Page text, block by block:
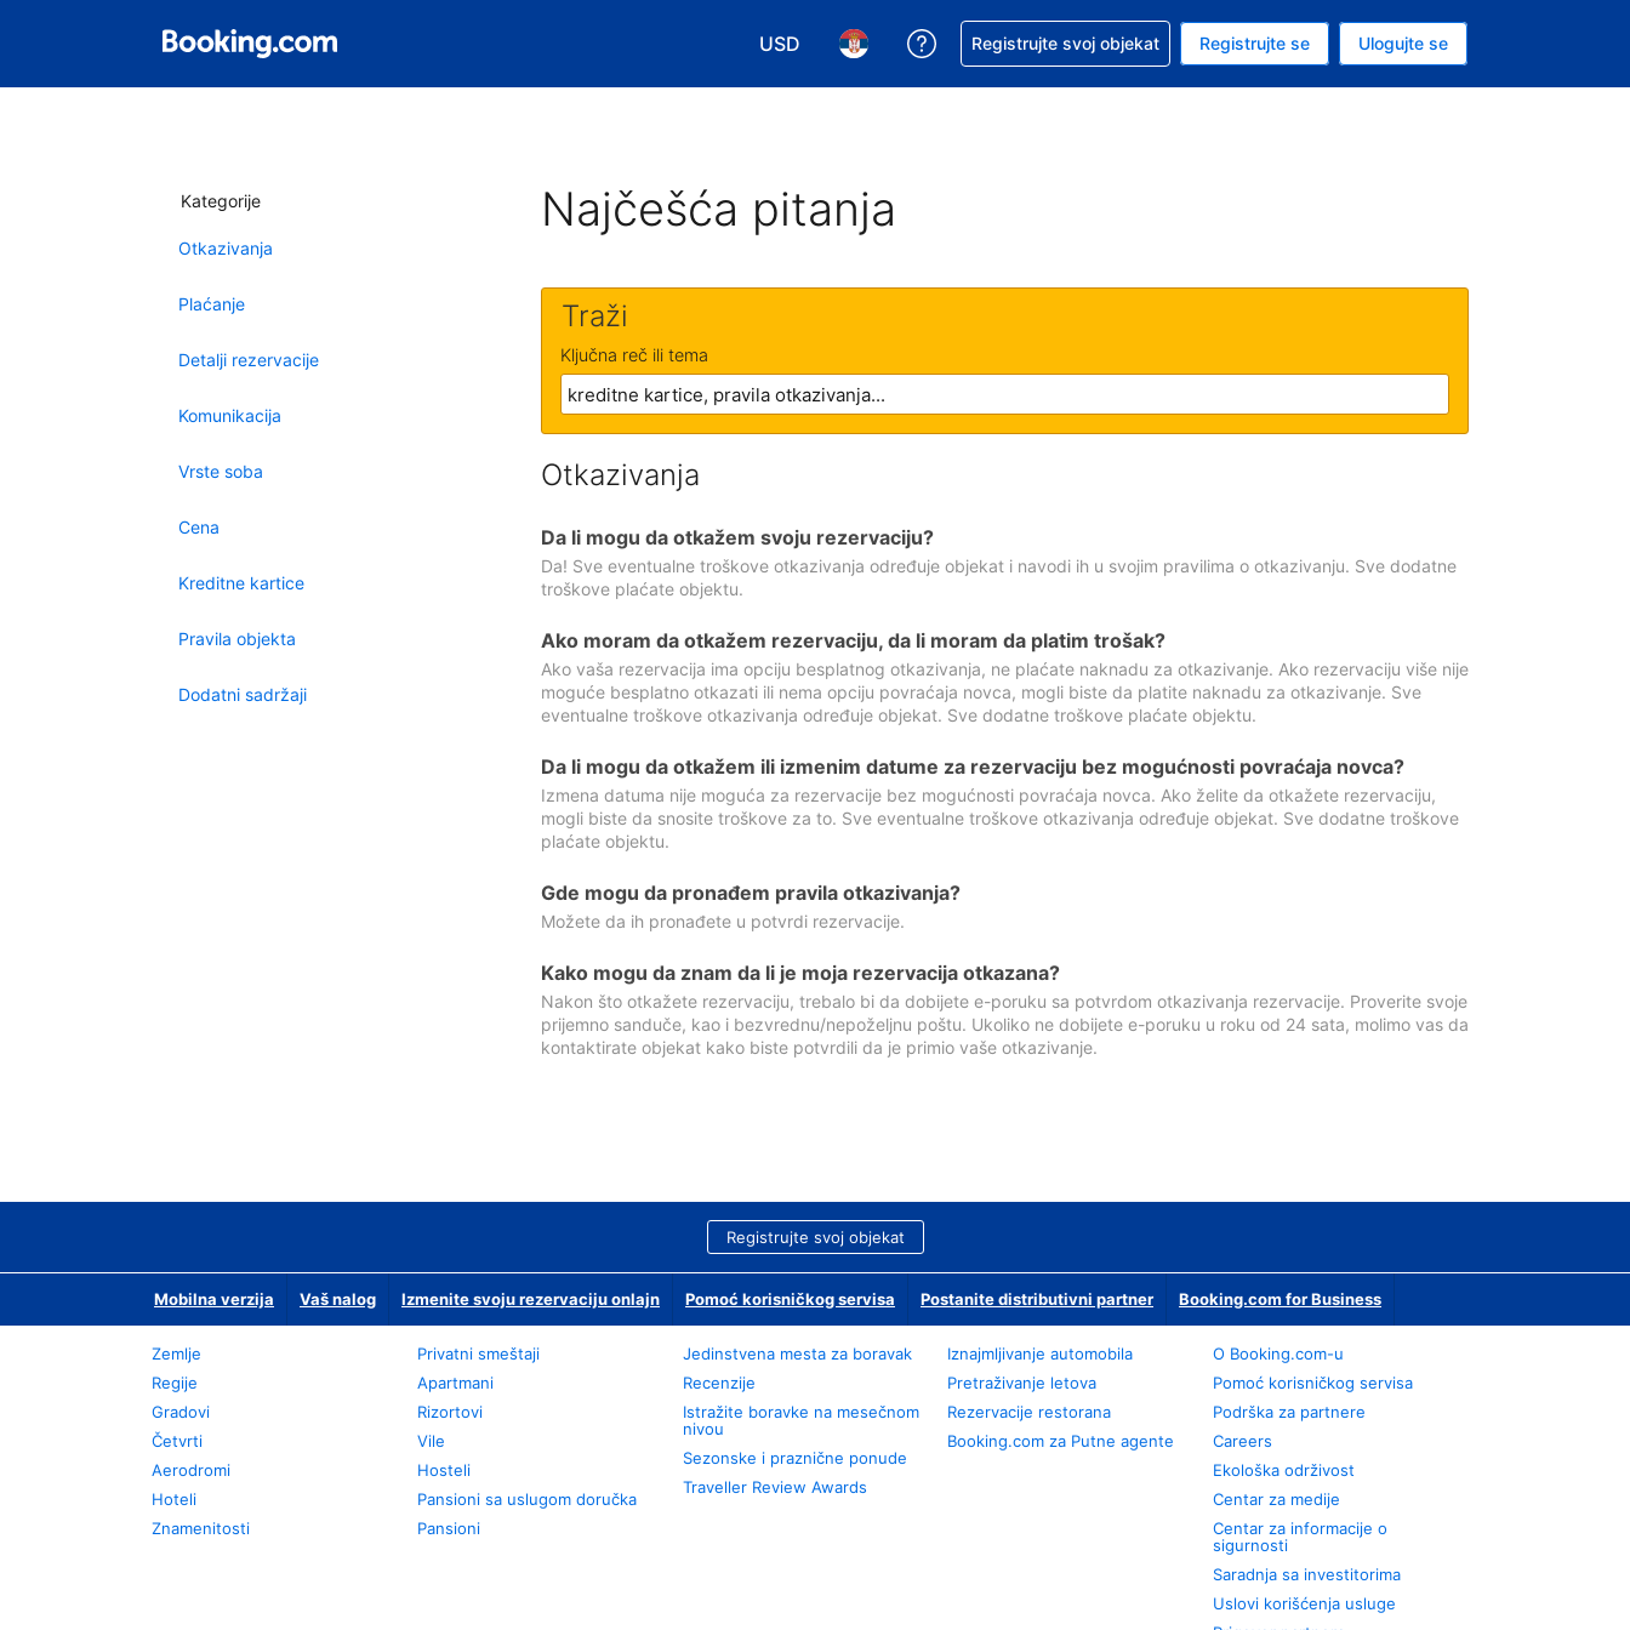
USD
Izaberite valutu. Vaša trenutna valuta je američki dolar
Izaberite jezik. Vaš trenutni jezik je Srpskom
Zatražite pomoć u vezi sa rezervacijom
Registrujte svoj objekat Registrujte se Ulogujte se
Kategorije
Otkazivanja
Plaćanje
Detalji rezervacije
Komunikacija
Vrste soba
Cena
Kreditne kartice
Pravila objekta
Dodatni sadržaji
Najčešća pitanja
Traži
Ključna reč ili tema
Otkazivanja
Da li mogu da otkažem svoju rezervaciju?
Da! Sve eventualne troškove otkazivanja određuje objekat i navodi ih u svojim pravilima o otkazivanju. Sve dodatne
troškove plaćate objektu.
Ako moram da otkažem rezervaciju, da li moram da platim trošak?
Ako vaša rezervacija ima opciju besplatnog otkazivanja, ne plaćate naknadu za otkazivanje. Ako rezervaciju više nije
moguće besplatno otkazati ili nema opciju povraćaja novca, mogli biste da platite naknadu za otkazivanje. Sve
eventualne troškove otkazivanja određuje objekat. Sve dodatne troškove plaćate objektu.
Da li mogu da otkažem ili izmenim datume za rezervaciju bez mogućnosti povraćaja novca?
Izmena datuma nije moguća za rezervacije bez mogućnosti povraćaja novca. Ako želite da otkažete rezervaciju,
mogli biste da snosite troškove za to. Sve eventualne troškove otkazivanja određuje objekat. Sve dodatne troškove
plaćate objektu.
Gde mogu da pronađem pravila otkazivanja?
Možete da ih pronađete u potvrdi rezervacije.
Kako mogu da znam da li je moja rezervacija otkazana?
Nakon što otkažete rezervaciju, trebalo bi da dobijete e-poruku sa potvrdom otkazivanja rezervacije. Proverite svoje
prijemno sanduče, kao i bezvrednu/nepoželjnu poštu. Ukoliko ne dobijete e-poruku u roku od 24 sata, molimo vas da
kontaktirate objekat kako biste potvrdili da je primio vaše otkazivanje.
Registrujte svoj objekat
Mobilna verzija Vaš nalog Izmenite svoju rezervaciju onlajn Pomoć korisničkog servisa Postanite distributivni partner Booking.com for Business
Zemlje
Regije
Gradovi
Četvrti
Aerodromi
Hoteli
Znamenitosti
Privatni smeštaji
Apartmani
Rizortovi
Vile
Hosteli
Pansioni sa uslugom doručka
Pansioni
Jedinstvena mesta za boravak
Recenzije
Istražite boravke na mesečnom
nivou
Sezonske i praznične ponude
Traveller Review Awards
Iznajmljivanje automobila
Pretraživanje letova
Rezervacije restorana
Booking.com za Putne agente
О Booking.com-u
Pomoć korisničkog servisa
Podrška za partnere
Careers
Ekološka održivost
Centar za medije
Centar za informacije o
sigurnosti
Saradnja sa investitorima
Uslovi korišćenja usluge